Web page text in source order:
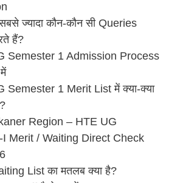
ज्यादा कौन-कौन सी Queries
हैं?
Semester 1 Admission Process
Semester 1 Merit List में क्या-क्या
Region – HTE UG
I Merit / Waiting Direct Check
List का मतलब क्या है?